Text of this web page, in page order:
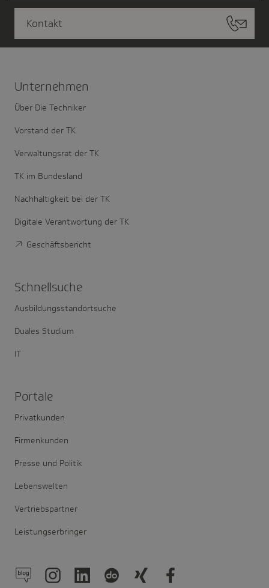
Kontakt
Unter­nehmen
Über Die Techniker
Vorstand der TK
Verwaltungsrat der TK
TK im Bundesland
Nachhaltigkeit bei der TK
Digitale Verantwortung der TK
Geschäftsbericht
Schnell­suche
Ausbildungsstandortsuche
Duales Studium
IT
Portale
Privatkunden
Firmenkunden
Presse und Politik
Lebenswelten
Vertriebspartner
Leistungserbringer